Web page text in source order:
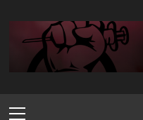
contenido